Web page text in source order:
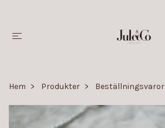
Hem Produkter Beställningsvaror